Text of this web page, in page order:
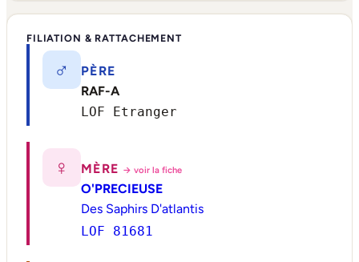
FILIATION & RATTACHEMENT
♂
PÈRE
RAF-A
LOF Etranger
♀ MÈRE → voir la fiche
O'PRECIEUSE
Des Saphirs D'atlantis
LOF 81681